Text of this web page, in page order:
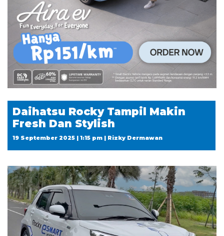
Daihatsu Rocky Tampil Makin
Fresh Dan Stylish
19 September 2025 | 1:15 pm | Rizky Dermawan